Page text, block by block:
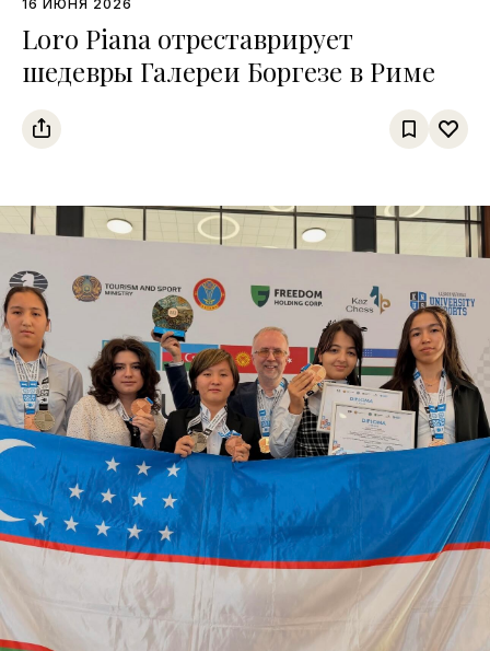
16 ИЮНЯ 2026
Loro Piana отреставрирует
шедевры Галереи Боргезе в Риме